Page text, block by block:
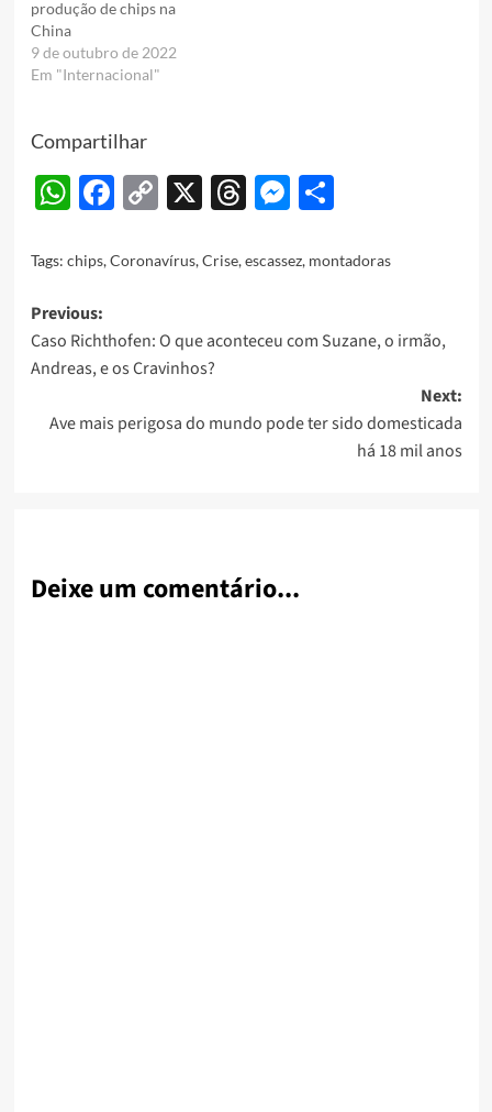
produção de chips na
China
9 de outubro de 2022
Em "Internacional"
Compartilhar
WhatsApp
Facebook
Copy
X Threads
Messenger
Share
Tags: chips,Coronavírus,Crise,escassez, montadoras
Post
navigation
Previous:
Caso Richthofen: O que aconteceu com Suzane, o irmão,
Andreas, e os Cravinhos?
Next:
Ave mais perigosa do mundo pode ter sido domesticada
há 18 mil anos
Deixe um comentário...